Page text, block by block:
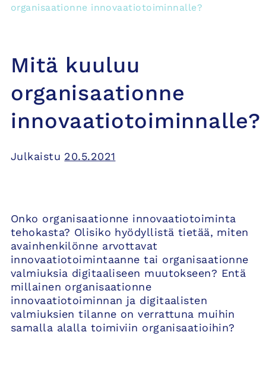
organisaationne innovaatiotoiminnalle?
Mitä kuuluu
organisaationne
innovaatiotoiminnalle?
Julkaistu 20.5.2021
Onko organisaationne innovaatiotoiminta
tehokasta? Olisiko hyödyllistä tietää, miten
avainhenkilönne arvottavat
innovaatiotoimintaanne tai organisaationne
valmiuksia digitaaliseen muutokseen? Entä
millainen organisaationne
innovaatiotoiminnan ja digitaalisten
valmiuksien tilanne on verrattuna muihin
samalla alalla toimiviin organisaatioihin?